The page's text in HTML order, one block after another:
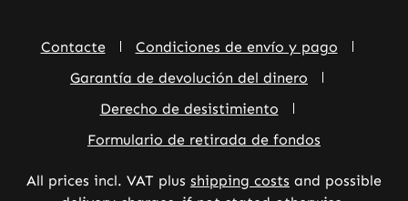
Contacte
Condiciones de envío y pago
Garantía de devolución del dinero
Derecho de desistimiento
Formulario de retirada de fondos
All prices incl. VAT plus shipping costs and possible